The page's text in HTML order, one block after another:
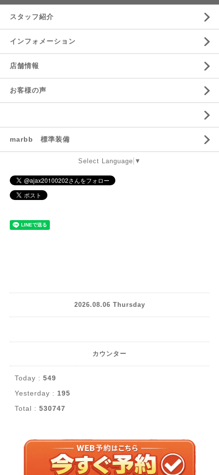
スタッフ紹介
インフォメーション
店舗情報
お客様の声
marbb 標準装備
Select Language ▼
2026.08.06 Thursday
カウンター
Today : 549
Yesterday : 195
Total : 530747